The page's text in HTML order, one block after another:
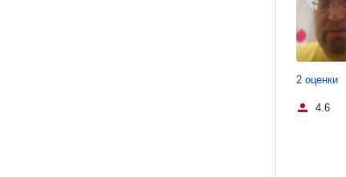
2 оценки
4.6